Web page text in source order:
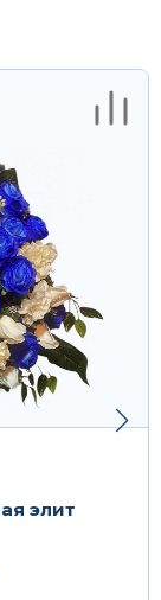
элит